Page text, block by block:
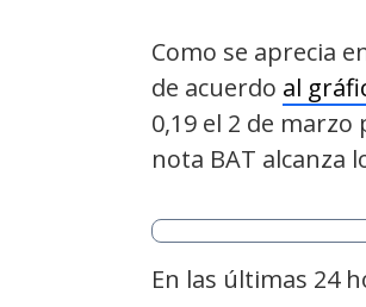
Como se aprecia
de acuerdo al
0,19 el 2 de
nota BAT alcanza
En las últimas 24